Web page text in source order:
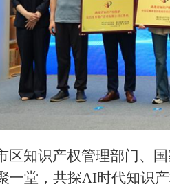
区知识产权管理部门、
一堂，共探AI时代知识产